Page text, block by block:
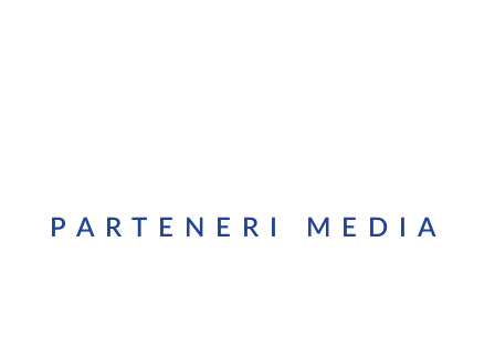
PARTENERI MEDIA